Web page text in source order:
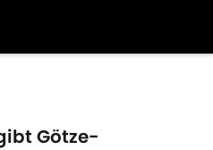
Götze-